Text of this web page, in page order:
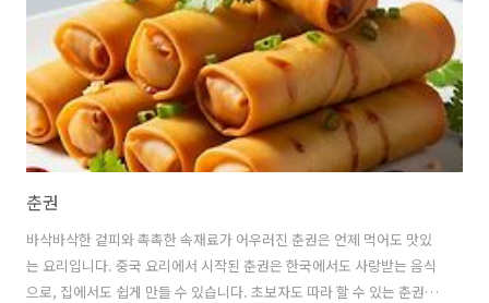
방향으로 잘라서 중간중간에 조그만한 갈비뼈가 붙어있는플랜켄 스타일
춘권
바삭바삭한 겉피와 촉촉한 속재료가 어우러진 춘권은 언제 먹어도 맛있
는 요리입니다. 중국 요리에서 시작된 춘권은 한국에서도 사랑받는 음식
으로, 집에서도 쉽게 만들 수 있습니다. 초보자도 따라 할 수 있는 춘권 레